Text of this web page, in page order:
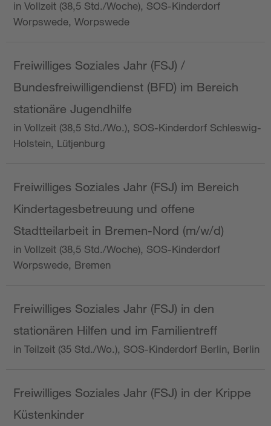
in Vollzeit (38,5 Std./Woche), SOS-Kinderdorf
Worpswede, Worpswede
Freiwilliges Soziales Jahr (FSJ) /
Bundesfreiwilligendienst (BFD) im Bereich
stationäre Jugendhilfe
in Vollzeit (38,5 Std./Wo.), SOS-Kinderdorf Schleswig-
Holstein, Lütjenburg
Freiwilliges Soziales Jahr (FSJ) im Bereich
Kindertagesbetreuung und offene
Stadtteilarbeit in Bremen-Nord (m/w/d)
in Vollzeit (38,5 Std./Woche), SOS-Kinderdorf
Worpswede, Bremen
Freiwilliges Soziales Jahr (FSJ) in den
stationären Hilfen und im Familientreff
in Teilzeit (35 Std./Wo.), SOS-Kinderdorf Berlin, Berlin
Freiwilliges Soziales Jahr (FSJ) in der Krippe
Küstenkinder